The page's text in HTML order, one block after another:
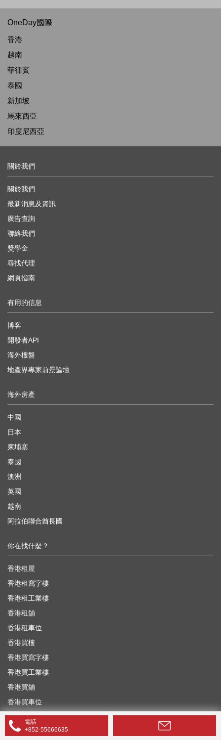
電話
+852-55666635
OneDay國際
香港
越南
菲律賓
泰國
新加坡
馬來西亞
印度尼西亞
關於我們
關於我們
最新消息及資訊
廣告查詢
聯絡我們
獎學金
尋找代理
網頁指南
有用的信息
博客
開發者API
海外樓盤
地產界專家前景論壇
海外房產
中國
日本
柬埔寨
泰國
澳洲
英國
越南
阿拉伯聯合酋長國
你在找什麼？
香港租屋
香港租寫字樓
香港租工業樓
香港租舖
香港租車位
香港買樓
香港買寫字樓
香港買工業樓
香港買舖
香港買車位